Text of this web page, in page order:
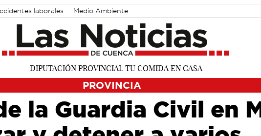
laborales Medio Ambiente
PROVINCIA
la Guardia Civil en